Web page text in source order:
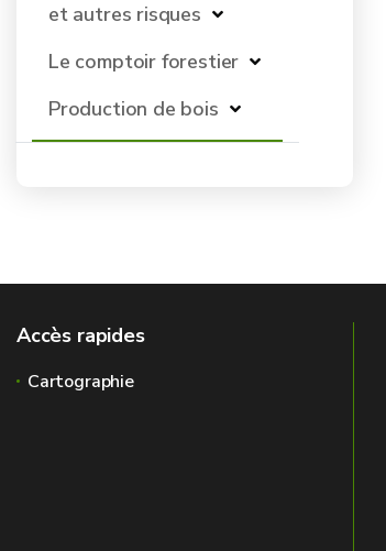
et autres risques
Le comptoir forestier
Production de bois
Accès rapides
Cartographie